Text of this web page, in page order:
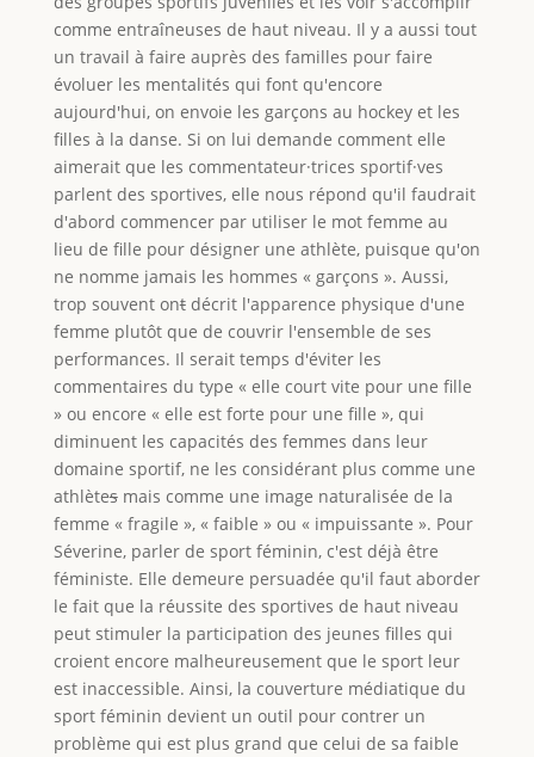
comme entraîneuses de haut niveau. Il y a aussi tout
un travail à faire auprès des familles pour faire
évoluer les mentalités qui font qu'encore
aujourd'hui, on envoie les garçons au hockey et les
filles à la danse. Si on lui demande comment elle
aimerait que les commentateur·trices sportif·ves
parlent des sportives, elle nous répond qu'il faudrait
d'abord commencer par utiliser le mot femme au
lieu de fille pour désigner une athlète, puisque qu'on
ne nomme jamais les hommes « garçons ». Aussi,
trop souvent ontdécrit l'apparence physique d'une
femme plutôt que de couvrir l'ensemble de ses
performances. Il serait temps d'éviter les
commentaires du type « elle court vite pour une fille
» ou encore « elle est forte pour une fille », qui
diminuent les capacités des femmes dans leur
domaine sportif, ne les considérant plus comme une
athlètesmais comme une image naturalisée de la
femme « fragile », « faible » ou « impuissante ». Pour
Séverine, parler de sport féminin,c'est déjà être
féministe. Elle demeure persuadée qu'il faut aborder
le fait que la réussite des sportives de haut niveau
peut stimuler la participation des jeunes filles qui
croient encore malheureusement que le sport leur
est inaccessible. Ainsi, la couverture médiatique du
sport féminin devient un outil pour contrer un
problème qui est plus grand que celui de sa faible